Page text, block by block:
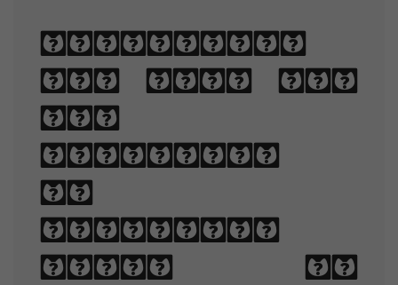
Typography
is the art
and
technique
of
arranging
type to